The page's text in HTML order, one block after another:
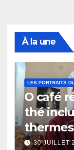
À la une
LES PORTRAITS
O café
thé
Eaux
30 JUILLET